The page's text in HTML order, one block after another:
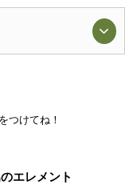
つけてね！
のエレメント